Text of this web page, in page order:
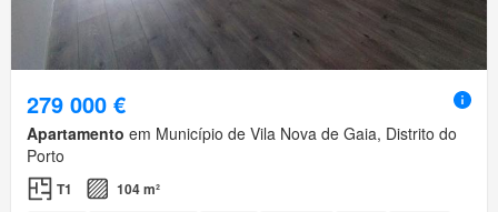
279 000 €
Apartamento em Município de Vila Nova de Gaia, Distrito do
Porto
T1 104 m²